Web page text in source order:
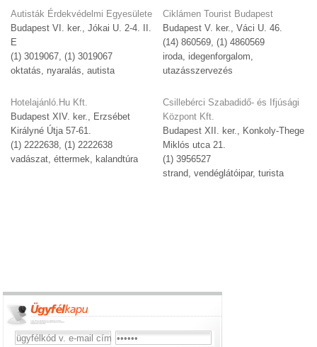
Autisták Érdekvédelmi Egyesülete
Budapest VI. ker., Jókai U. 2-4. II.
E
(1) 3019067, (1) 3019067
oktatás, nyaralás, autista
Hotelajánló.Hu Kft.
Budapest XIV. ker., Erzsébet
Királyné Útja 57-61.
(1) 2222638, (1) 2222638
vadászat, éttermek, kalandtúra
Ciklámen Tourist Budapest
Budapest V. ker., Váci U. 46.
(14) 860569, (1) 4860569
iroda, idegenforgalom,
utazásszervezés
Csillebérci Szabadidő- és Ifjúsági
Központ Kft.
Budapest XII. ker., Konkoly-Thege
Miklós utca 21.
(1) 3956527
strand, vendéglátóipar, turista